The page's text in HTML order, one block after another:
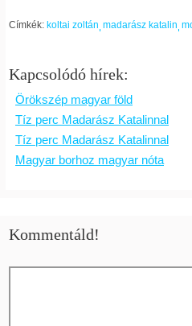
Címkék: koltai zoltán madarász katalin
Kapcsolódó hírek:
Örökszép magyar föld
Tíz perc Madarász Katalinnal
Tíz perc Madarász Katalinnal
Magyar borhoz magyar nóta
Kommentáld!